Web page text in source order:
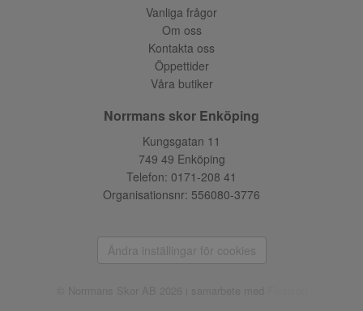
Vanliga frågor
Om oss
Kontakta oss
Öppettider
Våra butiker
Norrmans skor Enköping
Kungsgatan 11
749 49 Enköping
Telefon: 0171-208 41
Organisationsnr: 556080-3776
Ändra inställingar för cookies